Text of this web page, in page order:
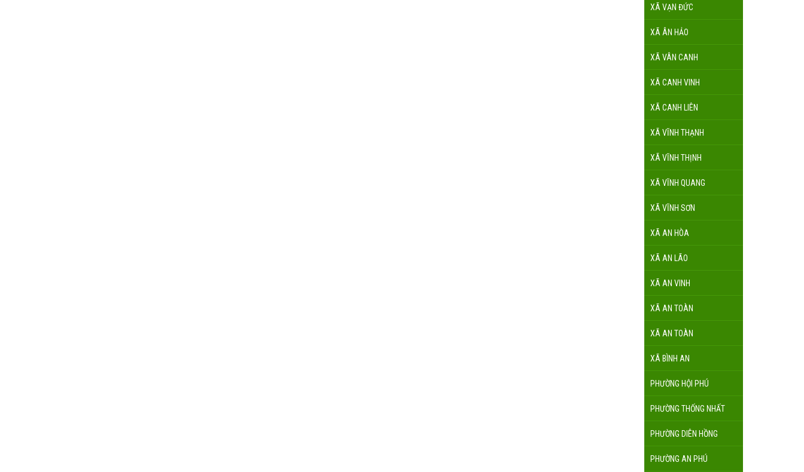
XÃ VẠN ĐỨC
XÃ ÂN HẢO
XÃ VÂN CANH
XÃ CANH VINH
XÃ CANH LIÊN
XÃ VĨNH THẠNH
XÃ VĨNH THỊNH
XÃ VĨNH QUANG
XÃ VĨNH SƠN
XÃ AN HÒA
XÃ AN LÃO
XÃ AN VINH
XÃ AN TOÀN
XÃ AN TOÀN
XÃ BÌNH AN
PHƯỜNG HỘI PHÚ
PHƯỜNG THỐNG NHẤT
PHƯỜNG DIÊN HỒNG
PHƯỜNG AN PHÚ